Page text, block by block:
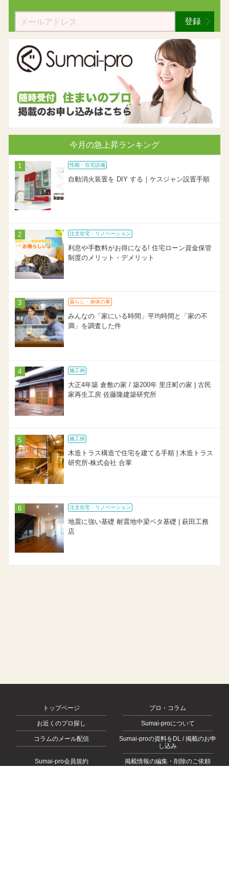
登録
今月の急上昇ランキング
性能・住宅設備
自動消火装置を DIY する｜ケスジャン設置手順
注文住宅・リノベーション
利息や手数料がお得になる! 住宅ローン資金保管
制度のメリット・デメリット
暮らし・身体の事
みんなの「家にいる時間」平均時間と「家の不
満」を調査した件
施工例
大正4年築 倉敷の家 / 築200年 里庄町の家 | 古民
家再生工房 佐藤隆建築研究所
施工例
木造トラス構造で住宅を建てる手順 | 木造トラス
研究所-株式会社 合掌
注文住宅・リノベーション
地震に強い基礎 耐震地中梁ベタ基礎 | 萩田工務
店
トップページ プロ・コラム
お近くのプロ探し Sumai-proについて
コラムのメール配信
Sumai-proの資料をDL / 掲載のお申
し込み
Sumai-pro会員規約 掲載情報の編集・削除のご依頼